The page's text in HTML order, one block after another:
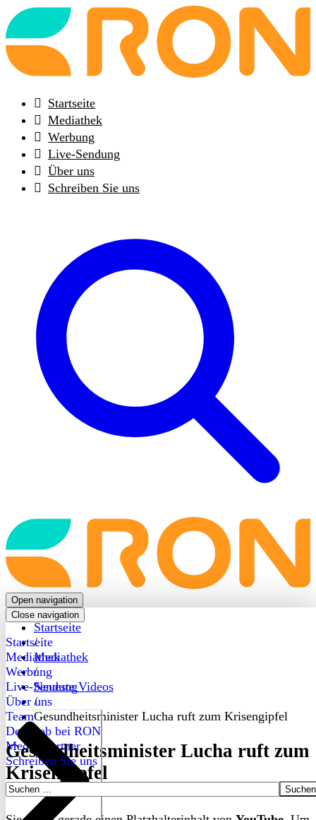
Back
to
frontpage
Startseite
Mediathek
Werbung
Live-Sendung
Über uns
Schreiben Sie uns
Back
to
frontpage
Open navigation
Close navigation
Startseite
Mediathek
Werbung
Live-Sendung
Über uns
Team
Dein Job bei RON
Medienpartner
Schreiben Sie uns
Suchen
Startseite
/
Mediathek
/
Neueste Videos
/
Gesundheitsminister Lucha ruft zum Krisengipfel
Gesundheitsminister Lucha ruft zum
Krisengipfel